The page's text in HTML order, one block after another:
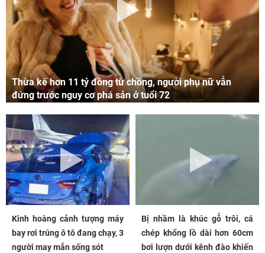
Thừa kế hơn 11 tỷ đồng từ chồng, người phụ nữ vẫn
đứng trước nguy cơ phá sản ở tuổi 72
Kinh hoàng cảnh tượng máy
bay rơi trúng ô tô đang chạy, 3
người may mắn sống sót
Bị nhầm là khúc gỗ trôi, cá
chép khổng lồ dài hơn 60cm
bơi lượn dưới kênh đào khiến